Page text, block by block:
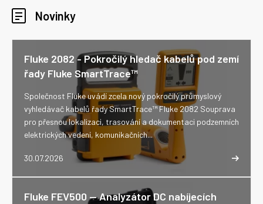
Novinky
Fluke 2082 - Pokročilý hledač kabelů pod zemí
řady Fluke SmartTrace™
30.07.2026
Společnost Fluke uvádí zcela nový pokročilý průmyslový
vyhledávač kabelů řady SmartTrace™ Fluke 2082 Souprava
pro přesnou lokalizaci, trasování a dokumentaci podzemních
elektrických vedení, komunikačních...
Fluke FEV500 -- Analyzátor DC nabíjecích